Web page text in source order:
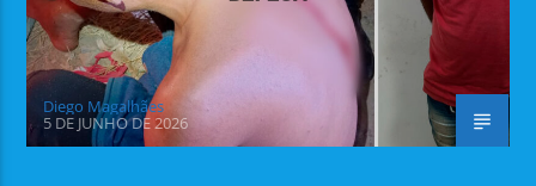
Diego Magalhães
5 DE JUNHO DE 2026